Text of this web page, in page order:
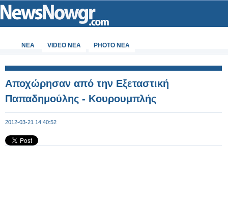
ΝΕΑ VIDEO NEA PHOTO NEA
Αποχώρησαν από την Εξεταστική
Παπαδημούλης - Κουρουμπλής
2012-03-21 14:40:52